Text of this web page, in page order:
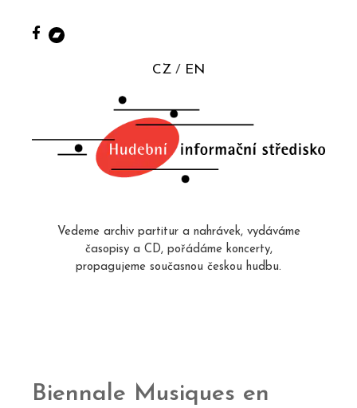
CZ EN
Vedeme archiv partitur a nahrávek, vydáváme
časopisy a CD, pořádáme koncerty,
propagujeme současnou českou hudbu.
Biennale Musiques en